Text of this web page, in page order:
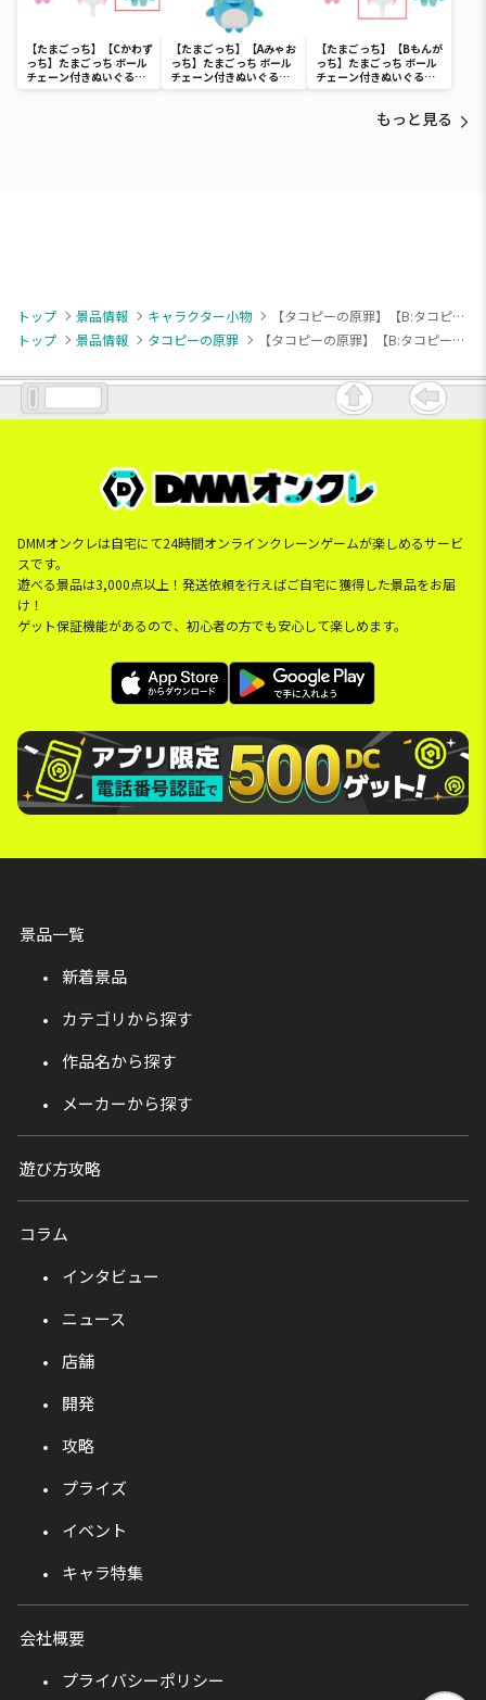
【たまごっち】【Cかわず
っち】たまごっち ボール
チェーン付きぬいぐるみ
～Tamagotchi
【たまごっち】【Aみゃお
っち】たまごっち ボール
チェーン付きぬいぐるみ
～Tamagotchi
【たまごっち】【Bもんが
っち】たまごっち ボール
チェーン付きぬいぐるみ
～Tamagotchi
もっと見る
トップ 景品情報 キャラクター小物
【タコピーの原罪】【B:タコピー（笑顔）】タコピーの原罪 アクリルスタンド（EX）
トップ
景品情報 タコピーの原罪 【タコピーの原罪】【B:タコピー（笑顔）】タコピーの原罪 アクリルスタンド（EX）
DMMオンクレは自宅にて24時間オンラインクレーンゲームが楽しめるサービ
スです。
遊べる景品は3,000点以上！発送依頼を行えばご自宅に獲得した景品をお届
け！
ゲット保証機能があるので、初心者の方でも安心して楽しめます。
景品一覧
新着景品
カテゴリから探す
作品名から探す
メーカーから探す
遊び方攻略
コラム
インタビュー
ニュース
店舗
開発
攻略
プライズ
イベント
キャラ特集
会社概要
プライバシーポリシー